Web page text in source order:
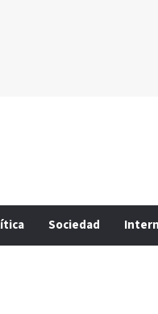
Sociedad